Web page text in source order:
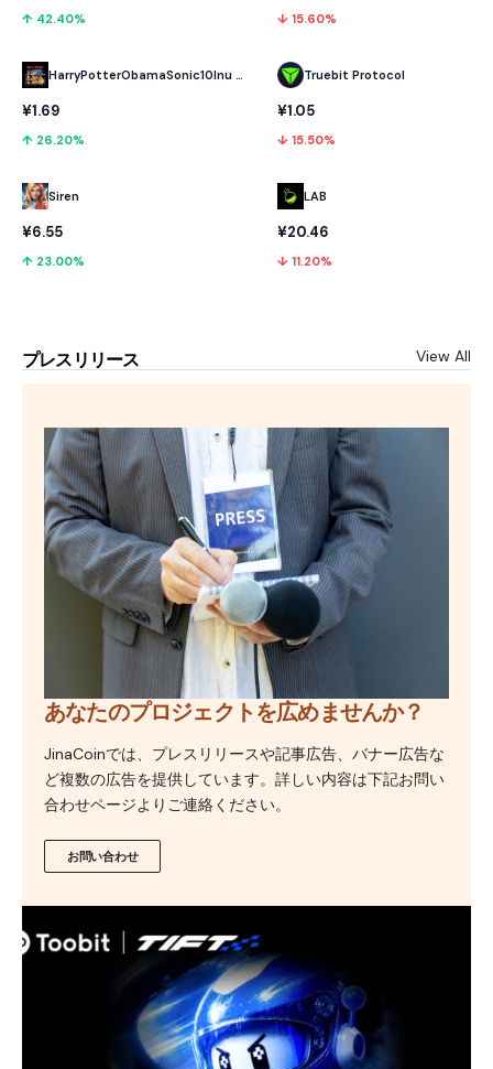
↑ 42.40%
HarryPotterObamaSonic10Inu (ETH)
¥1.69
↑ 26.20%
Siren
¥6.55
↑ 23.00%
↓ 15.60%
Truebit Protocol
¥1.05
↓ 15.50%
LAB
¥20.46
↓ 11.20%
プレスリリース View All
あなたのプロジェクトを広めませんか？
JinaCoinでは、プレスリリースや記事広告、バナー広告な
ど複数の広告を提供しています。詳しい内容は下記お問い
合わせページよりご連絡ください。
お問い合わせ